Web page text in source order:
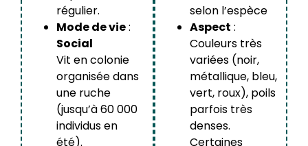
régulier.
Mode de vie:
Social
Vit en colonie
organisée dans
une ruche
(jusqu’à 60 000
individus en
été).
selon l’espèce
Aspect :
Couleurs très
variées (noir,
métallique, bleu,
vert, roux), poils
parfois très
denses.
Certaines